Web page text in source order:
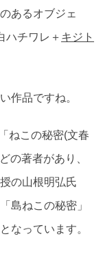
あるオブジェ
ハチワレ＋ キジト
作品ですね。
ねこの秘密(文春
の著者があり、
の山根明弘氏
島ねこの秘密」
なっています。